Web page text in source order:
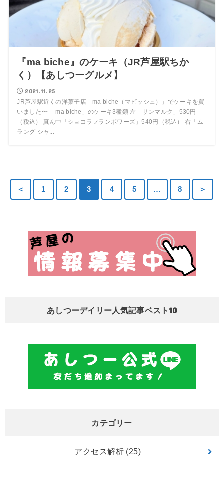
『ma biche』のケーキ（JR芦屋駅ちか
く）【あしつーグルメ】
2021.11.25
JR芦屋駅近くの洋菓子店「ma biche（マビッシュ）」でケーキを買
いました〜 「ma biche」のケーキ3種類 左「サンマルク」530円
（税込） 真ん中「ショコラフランボワーズ」540円（税込） 右「ム
ラング シャ...
＜ 1 2 3 4 5 … 8 ＞
あしつーデイリー人気記事ベスト10
カテゴリー
アクセス解析 (25)